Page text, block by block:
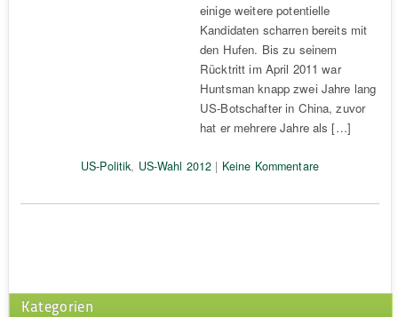
einige weitere potentielle
Kandidaten scharren bereits mit
den Hufen. Bis zu seinem
Rücktritt im April 2011 war
Huntsman knapp zwei Jahre lang
US-Botschafter in China, zuvor
hat er mehrere Jahre als […]
US-Politik, US-Wahl 2012 | Keine Kommentare
Kategorien